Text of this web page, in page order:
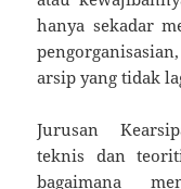
hanya sekadar
arsip yang tidak
Jurusan
teknis dan
bagaimana